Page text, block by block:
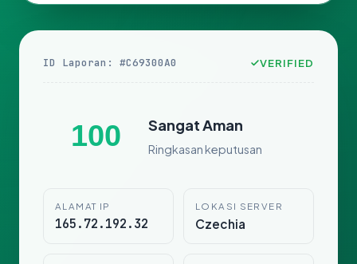
ID Laporan: #C69300A0 VERIFIED
100 Sangat Aman
Ringkasan keputusan
ALAMAT IP
165.72.192.32
LOKASI SERVER
Czechia